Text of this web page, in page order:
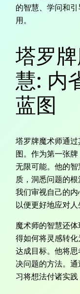
的智慧、学问和
用。
塔罗
慧: 内
蓝图
塔罗牌魔术师通
图。作为第一张
无限可能。他的
质，洞悉问题的
我们审视自己的内
以便更好地应对人
魔术师的智慧还
得如何将灵感转
达成目标。他将
决问题的方法。
习将想法付诸实践